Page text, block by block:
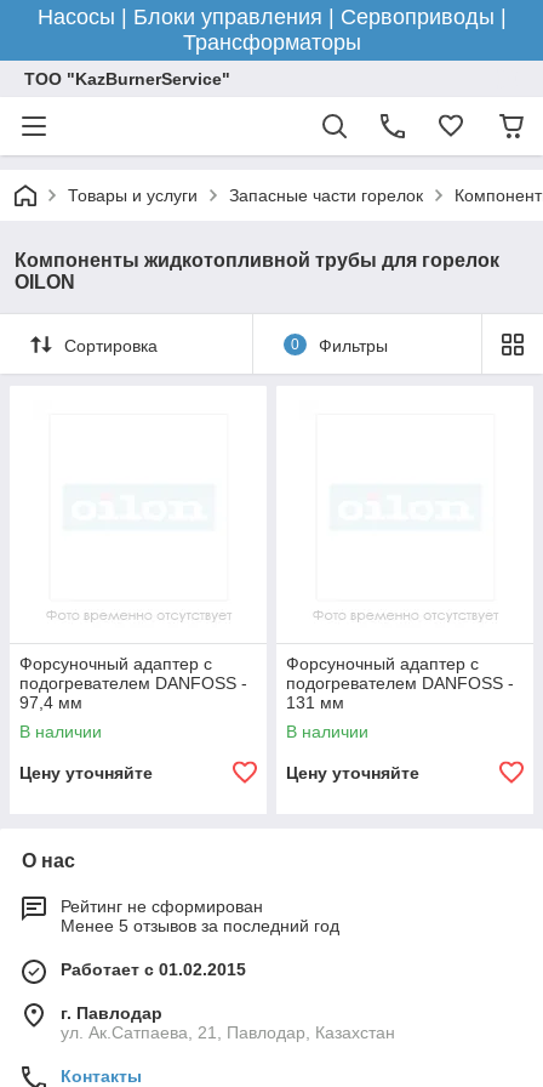
Насосы | Блоки управления | Сервоприводы |
Трансформаторы
ТОО "KazBurnerService"
Товары и услуги Запасные части горелок
Компоненты жидкотопливной трубы для горелок
OILON
Сортировка 0 Фильтры
Форсуночный адаптер с
подогревателем DANFOSS -
97,4 мм
В наличии
Цену уточняйте
Форсуночный адаптер с
подогревателем DANFOSS -
131 мм
В наличии
Цену уточняйте
О нас
Рейтинг не сформирован
Менее 5 отзывов за последний год
Работает с 01.02.2015
г. Павлодар
ул. Ак.Сатпаева, 21, Павлодар, Казахстан
Контакты